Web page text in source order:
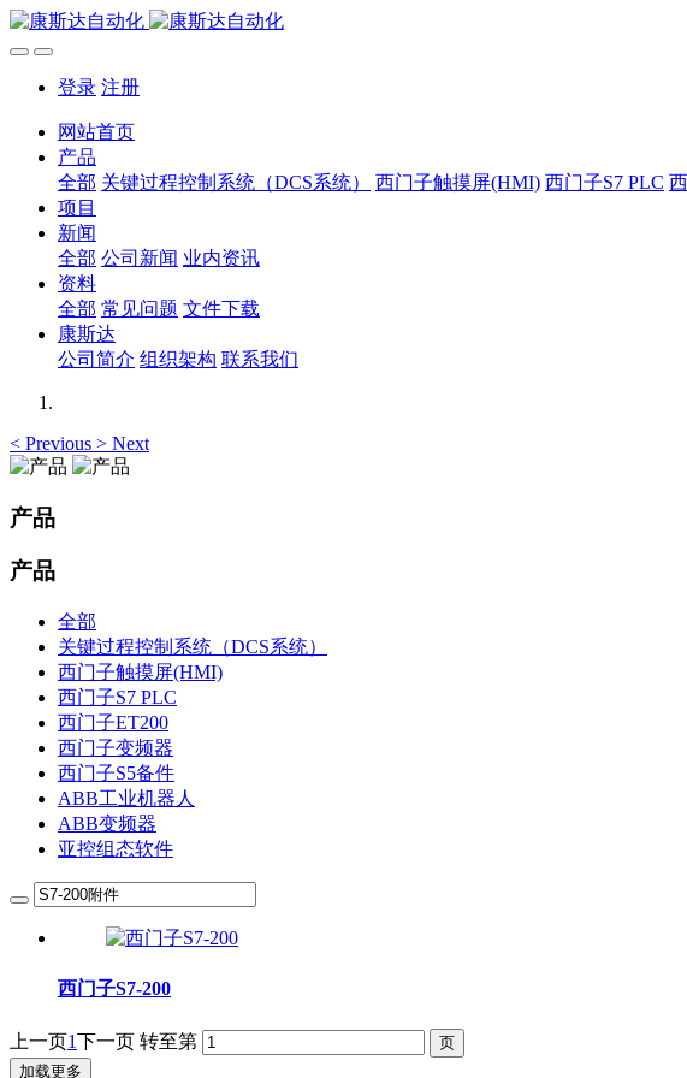
登录 注册
网站首页
产品
全部 关键过程控制系统（DCS系统） 西门子触摸屏(HMI) 西门子S7 PLC
项目
新闻
全部 公司新闻 业内资讯
资料
全部 常见问题 文件下载
康斯达
公司简介 组织架构 联系我们
< Previous > Next
产品
产品
全部
关键过程控制系统（DCS系统）
西门子触摸屏(HMI)
西门子S7 PLC
西门子ET200
西门子变频器
西门子S5备件
ABB工业机器人
ABB变频器
亚控组态软件
西门子S7-200
上一页1下一页 转至第
加载更多